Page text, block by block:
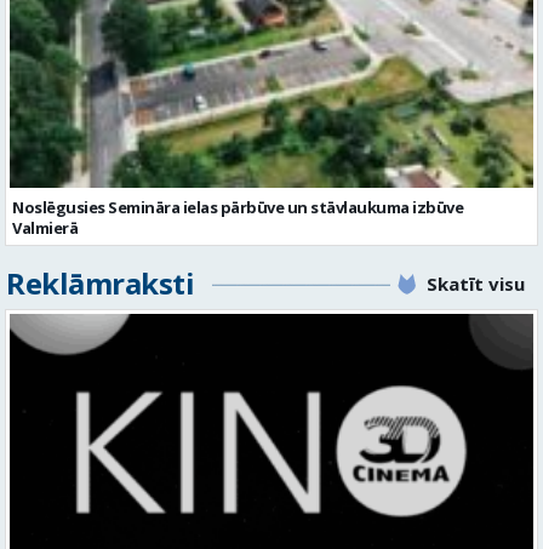
Noslēgusies Semināra ielas pārbūve un stāvlaukuma izbūve
Valmierā
Reklāmraksti Skatīt visu